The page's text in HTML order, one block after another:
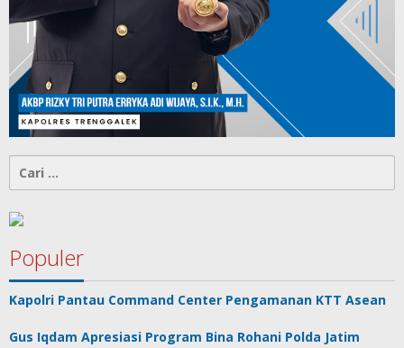
untuk:
Populer
Kapolri Pantau Command Center Pengamanan KTT Asean
Gus Iqdam Apresiasi Program Bina Rohani Polda Jatim